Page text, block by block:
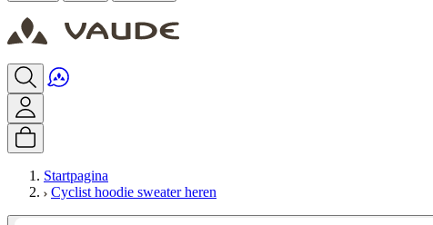
Startpagina
Cyclist hoodie sweater heren